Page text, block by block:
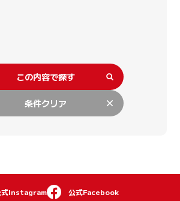
この内容で探す
条件クリア
式Instagram 公式Facebook